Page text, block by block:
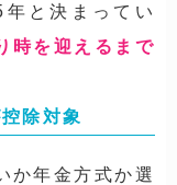
と決まってい
時を迎えるまで
除対象
か年金方式か選